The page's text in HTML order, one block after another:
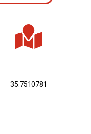
35.7510781